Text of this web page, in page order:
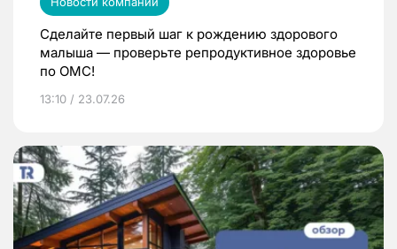
Сделайте первый шаг к рождению здорового
малыша — проверьте репродуктивное здоровье
по ОМС!
13:10 / 23.07.26